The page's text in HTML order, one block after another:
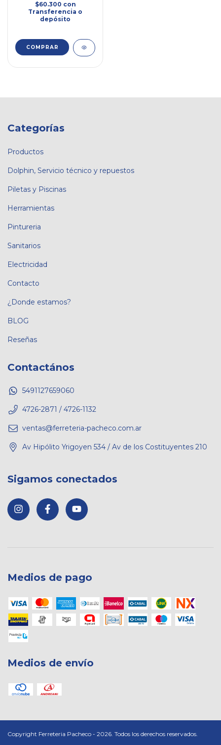
$60.300 con
Transferencia o
depósito
Categorías
Productos
Dolphin, Servicio técnico y repuestos
Piletas y Piscinas
Herramientas
Pintureria
Sanitarios
Electricidad
Contacto
¿Donde estamos?
BLOG
Reseñas
Contactános
5491127659060
4726-2871 / 4726-1132
ventas@ferreteria-pacheco.com.ar
Av Hipólito Yrigoyen 534 / Av de los Costituyentes 210
Sigamos conectados
Medios de pago
Medios de envío
Copyright Ferreteria Pacheco - 2026. Todos los derechos reservados.